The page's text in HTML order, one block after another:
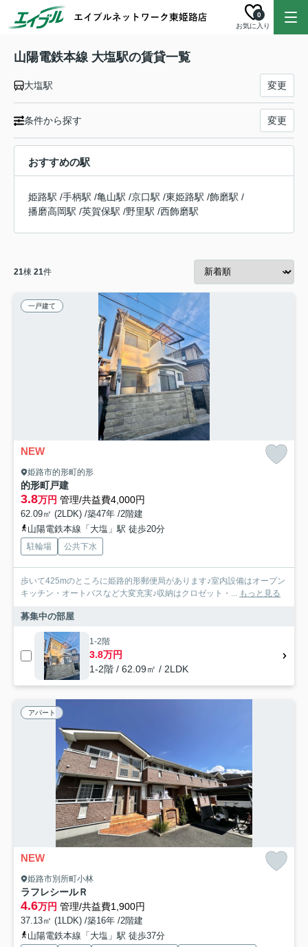
お気に入り
0
山陽電鉄本線 大塩駅の賃貸一覧
大塩駅 変更
条件から探す 変更
おすすめの駅
姫路駅 /手柄駅 /亀山駅 /京口駅 /東姫路駅 /飾磨駅 /
播磨高岡駅 /英賀保駅 /野里駅 /西飾磨駅
21棟 21件
一戸建て
NEW
姫路市的形町的形
的形町戸建
3.8万円 管理/共益費4,000円
62.09㎡ (2LDK) /築47年 /2階建
山陽電鉄本線「大塩」駅 徒歩20分
駐輪場 公共下水
歩いて425mのところに姫路的形郵便局があります♪室内設備はオープン
キッチン・オートバスなど大変充実♪収納はクロゼット・... もっと見る
募集中の部屋
1-2階
3.8万円
1-2階 / 62.09㎡ / 2LDK
アパート
NEW
姫路市別所町小林
ラフレシールＲ
4.6万円 管理/共益費1,900円
37.13㎡ (1LDK) /築16年 /2階建
山陽電鉄本線「大塩」駅 徒歩37分